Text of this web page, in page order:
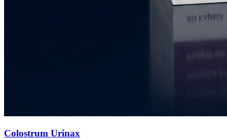
Colostrum Urinax